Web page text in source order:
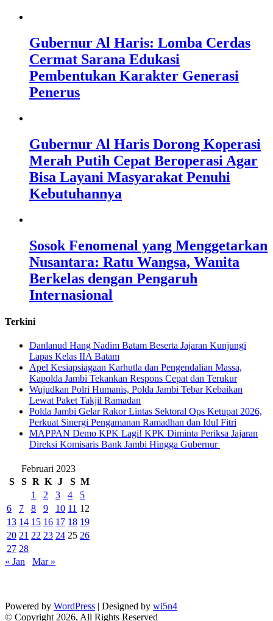
Gubernur Al Haris: Lomba Cerdas
Cermat Sarana Edukasi
Pembentukan Karakter Generasi
Penerus
Gubernur Al Haris Dorong Koperasi
Merah Putih Cepat Beroperasi Agar
Bisa Layani Masyarakat Penuhi
Kebutuhannya
Sosok Fenomenal yang Menggetarkan
Nusantara: Ratu Wangsa, Wanita
Berkelas dengan Pengaruh
Internasional
Terkini
Danlanud Hang Nadim Batam Beserta Jajaran Kunjungi
Lapas Kelas IIA Batam
Apel Kesiapsiagaan Karhutla dan Pengendalian Massa,
Kapolda Jambi Tekankan Respons Cepat dan Terukur
Wujudkan Polri Humanis, Polda Jambi Tebar Kebaikan
Lewat Paket Takjil Ramadan
Polda Jambi Gelar Rakor Lintas Sektoral Ops Ketupat 2026,
Perkuat Sinergi Pengamanan Ramadhan dan Idul Fitri
‎MAPPAN Demo KPK Lagi! KPK Diminta Periksa Jajaran
Direksi Komisaris Bank Jambi Hingga Gubernur ‎
Februari 2023
S
S R K J S M
1
2 3 4
5
6
7 8 9 10 11 12
13 14 15 16 17 18 19
20 21 22 23 24 25 26
27 28
« Jan
Mar »
Powered by WordPress | Designed by wi5n4
© Copyright 2026, All Rights Reserved